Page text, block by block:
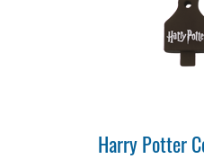
Harry Potter